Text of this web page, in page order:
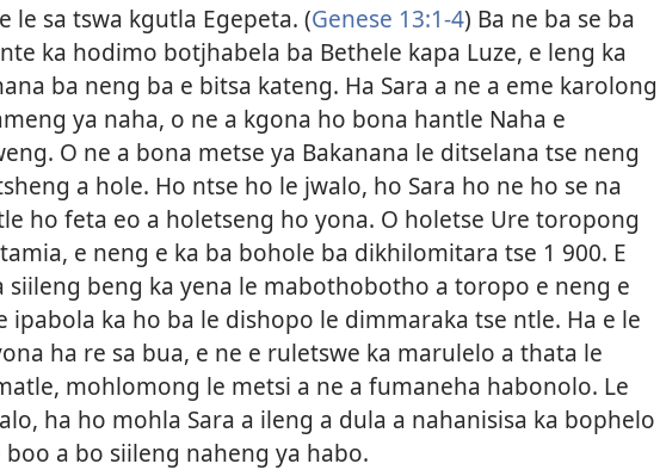
le sa tswa kgutla Egepeta. (Genese 13:1-4) Ba ne ba se ba
ka hodimo botjhabela ba Bethele kapa Luze, e leng ka
ba neng ba e bitsa kateng. Ha Sara a ne a eme karolong
ya naha, o ne a kgona ho bona hantle Naha e
O ne a bona metse ya Bakanana le ditselana tse neng
a hole. Ho ntse ho le jwalo, ho Sara ho ne ho se na
ho feta eo a holetseng ho yona. O holetse Ure toropong
e neng e ka ba bohole ba dikhilomitara tse 1 900. E
siileng beng ka yena le mabothobotho a toropo e neng e
ipabola ka ho ba le dishopo le dimmaraka tse ntle. Ha e le
ha re sa bua, e ne e ruletswe ka marulelo a thata le
mohlomong le metsi a ne a fumaneha habonolo. Le
ha ho mohla Sara a ileng a dula a nahanisisa ka bophelo
a bo siileng naheng ya habo.